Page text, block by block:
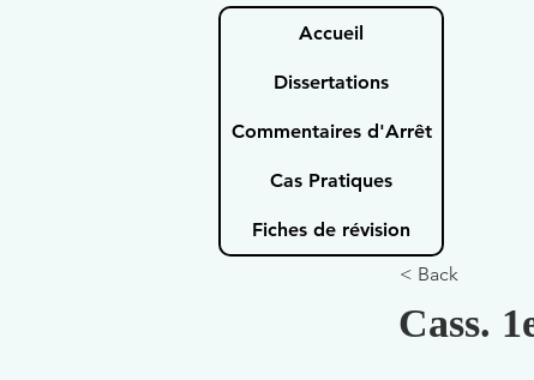
Accueil
Dissertations
Commentaires d'Arrêt
Cas Pratiques
Fiches de révision
< Back
Cass.